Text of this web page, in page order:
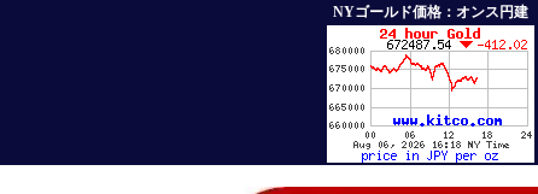
NYゴールド価格：オンス円建